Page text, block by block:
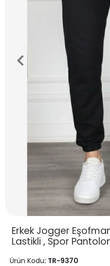
Erkek Jogger
Lastikli , Spor
Ürün Kodu: TR-9370